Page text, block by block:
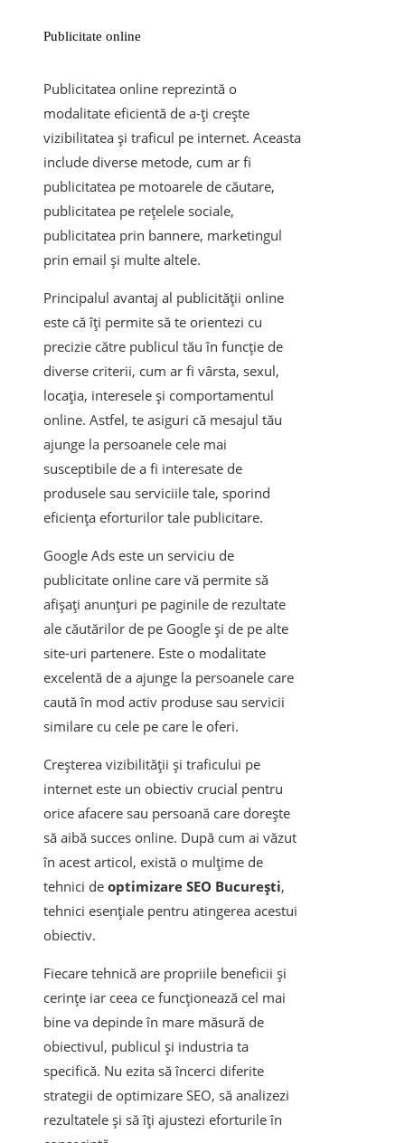
Publicitate online
Publicitatea online reprezintă o
modalitate eficientă de a-ți crește
vizibilitatea și traficul pe internet. Aceasta
include diverse metode, cum ar fi
publicitatea pe motoarele de căutare,
publicitatea pe rețelele sociale,
publicitatea prin bannere, marketingul
prin email și multe altele.
Principalul avantaj al publicității online
este că îți permite să te orientezi cu
precizie către publicul tău în funcție de
diverse criterii, cum ar fi vârsta, sexul,
locația, interesele și comportamentul
online. Astfel, te asiguri că mesajul tău
ajunge la persoanele cele mai
susceptibile de a fi interesate de
produsele sau serviciile tale, sporind
eficiența eforturilor tale publicitare.
Google Ads este un serviciu de
publicitate online care vă permite să
afișați anunțuri pe paginile de rezultate
ale căutărilor de pe Google și de pe alte
site-uri partenere. Este o modalitate
excelentă de a ajunge la persoanele care
caută în mod activ produse sau servicii
similare cu cele pe care le oferi.
Creșterea vizibilității și traficului pe
internet este un obiectiv crucial pentru
orice afacere sau persoană care dorește
să aibă succes online. După cum ai văzut
în acest articol, există o mulțime de
tehnici de optimizare SEO București,
tehnici esențiale pentru atingerea acestui
obiectiv.
Fiecare tehnică are propriile beneficii și
cerințe iar ceea ce funcționează cel mai
bine va depinde în mare măsură de
obiectivul, publicul și industria ta
specifică. Nu ezita să încerci diferite
strategii de optimizare SEO, să analizezi
rezultatele și să îți ajustezi eforturile în